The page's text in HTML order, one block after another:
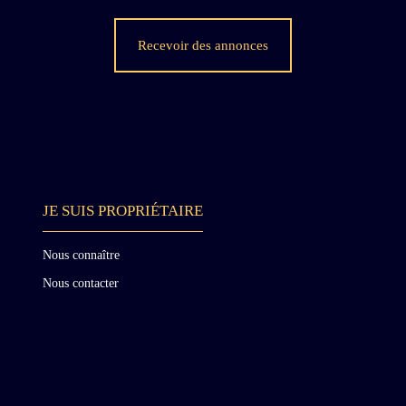
Recevoir des annonces
JE SUIS PROPRIÉTAIRE
Nous connaître
Nous contacter